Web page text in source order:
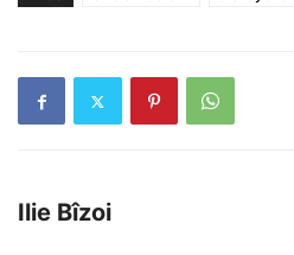
Ilie Bîzoi